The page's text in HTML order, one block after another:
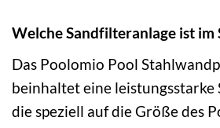
Welche Sandfilteranlage ist im
Das Poolomio Pool
beinhaltet eine leistungsstarke
die speziell auf die Größe des